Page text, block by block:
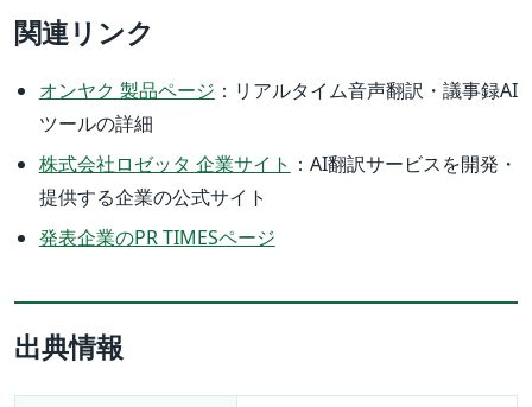
関連リンク
オンヤク 製品ページ ：リアルタイム音声翻訳・議事録AI
ツールの詳細
株式会社ロゼッタ 企業サイト ：AI翻訳サービスを開発・
提供する企業の公式サイト
発表企業のPR TIMESページ
出典情報